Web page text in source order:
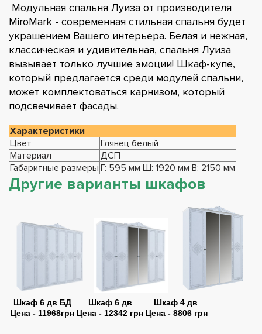
Модульная спальня Луиза от производителя
MiroMark - современная стильная спальня будет
украшением Вашего интерьера. Белая и нежная,
классическая и удивительная, спальня Луиза
вызывает только лучшие эмоции! Шкаф-купе,
который предлагается среди модулей спальни,
может комплектоваться карнизом, который
подсвечивает фасады.
Характеристики
Цвет
Глянец белый
Материал
ДСП
Габаритные размеры Г: 595 мм Ш: 1920 мм В: 2150 мм
Другие варианты шкафов
Шкаф 6 дв БД
Цена - 11968грн
Шкаф 6 дв
Цена - 12342 грн
Шкаф 4 дв
Цена - 8806 грн